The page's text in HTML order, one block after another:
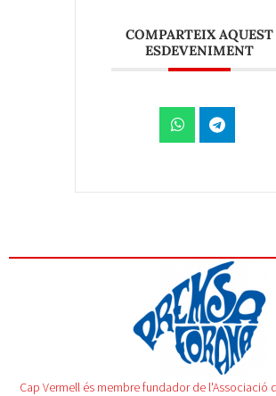
COMPARTEIX AQUEST
ESDEVENIMENT
Cap Vermell és membre fundador de l'Associació